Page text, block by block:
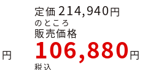
定価 214,940
のところ
販売価格
106,880
税込